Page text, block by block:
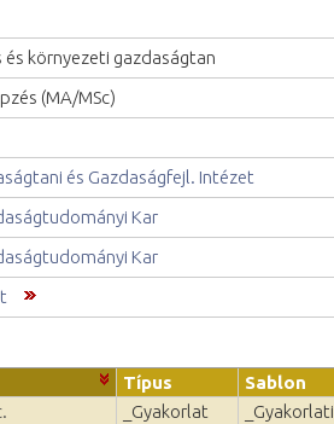
és környezeti gazdaságtan
(MA/MSc)
és Gazdaságfejl. Intézet
Kar
Kar
Típus Sablon
_Gyakorlat
_Gyakorlati